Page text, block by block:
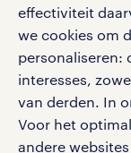
effectiviteit
we cookies om
personaliseren:
interesses,
van derden. In
Voor het
andere
social media
Volg ons voor
vacatures,